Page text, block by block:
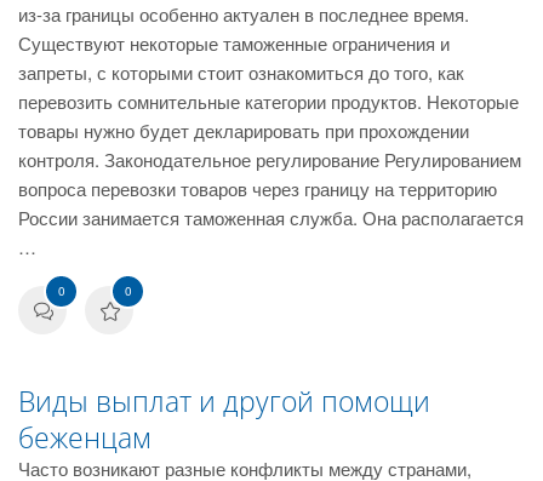
из-за границы особенно актуален в последнее время.
Существуют некоторые таможенные ограничения и
запреты, с которыми стоит ознакомиться до того, как
перевозить сомнительные категории продуктов. Некоторые
товары нужно будет декларировать при прохождении
контроля. Законодательное регулирование Регулированием
вопроса перевозки товаров через границу на территорию
России занимается таможенная служба. Она располагается
…
0 0
Виды выплат и другой помощи
беженцам
Часто возникают разные конфликты между странами,